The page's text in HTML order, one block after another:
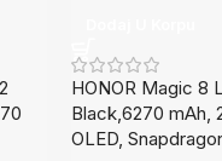
HONOR Magic 8
Black,6270 mAh,
OLED,